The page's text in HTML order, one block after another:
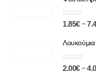
0 out of 5
1.85€ –
0out of 5
2.00€ –